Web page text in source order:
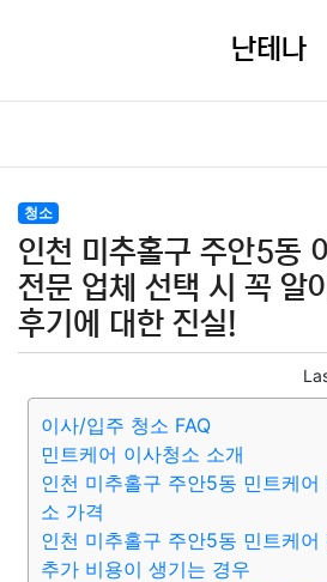
난테나
청소
인천 미추홀구 주안5동
전문 업체 선택 시 꼭 알
후기에 대한 진실!
이사/입주 청소 FAQ
민트케어 이사청소 소개
인천 미추홀구 주안5동 민트케어
소 가격
인천 미추홀구 주안5동 민트케어
추가 비용이 생기는 경우